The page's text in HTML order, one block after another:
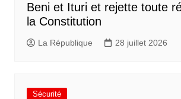
Beni et Ituri et rejette toute
la Constitution
La République 28 juillet 2026
Sécurité